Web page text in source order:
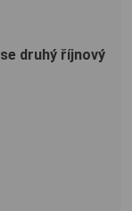
druhý říjnový